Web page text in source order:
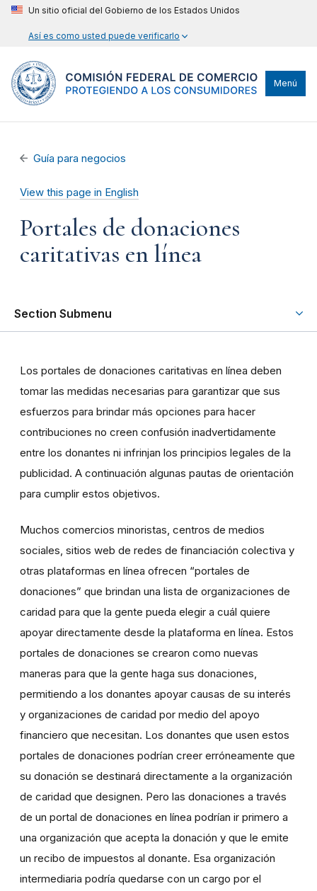
Un sitio oficial del Gobierno de los Estados Unidos
Así es como usted puede verificarlo
Menú
Guía para negocios
View this page in English
Portales de donaciones
caritativas en línea
Section Submenu
Los portales de donaciones caritativas en línea deben
tomar las medidas necesarias para garantizar que sus
esfuerzos para brindar más opciones para hacer
contribuciones no creen confusión inadvertidamente
entre los donantes ni infrinjan los principios legales de la
publicidad. A continuación algunas pautas de orientación
para cumplir estos objetivos.
Muchos comercios minoristas, centros de medios
sociales, sitios web de redes de financiación colectiva y
otras plataformas en línea ofrecen “portales de
donaciones” que brindan una lista de organizaciones de
caridad para que la gente pueda elegir a cuál quiere
apoyar directamente desde la plataforma en línea. Estos
portales de donaciones se crearon como nuevas
maneras para que la gente haga sus donaciones,
permitiendo a los donantes apoyar causas de su interés
y organizaciones de caridad por medio del apoyo
financiero que necesitan. Los donantes que usen estos
portales de donaciones podrían creer erróneamente que
su donación se destinará directamente a la organización
de caridad que designen. Pero las donaciones a través
de un portal de donaciones en línea podrían ir primero a
una organización que acepta la donación y que le emite
un recibo de impuestos al donante. Esa organización
intermediaria podría quedarse con un cargo por el